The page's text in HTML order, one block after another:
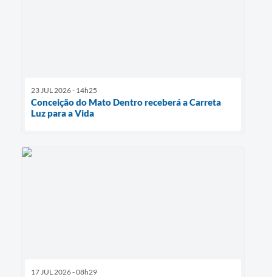
23 JUL 2026 - 14h25
Conceição do Mato Dentro receberá a Carreta
Luz para a Vida
17 JUL 2026 - 08h29